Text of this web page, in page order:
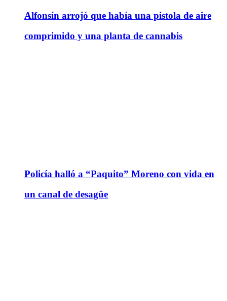
Alfonsín arrojó que había una pistola de aire
comprimido y una planta de cannabis
Policía halló a “Paquito” Moreno con vida en
un canal de desagüe